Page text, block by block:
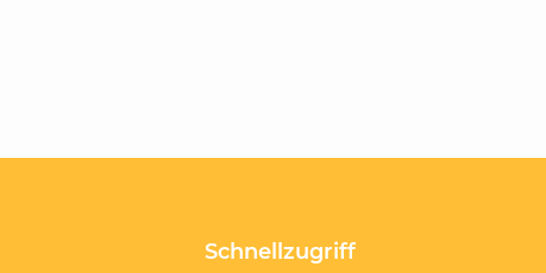
Schnellzugriff